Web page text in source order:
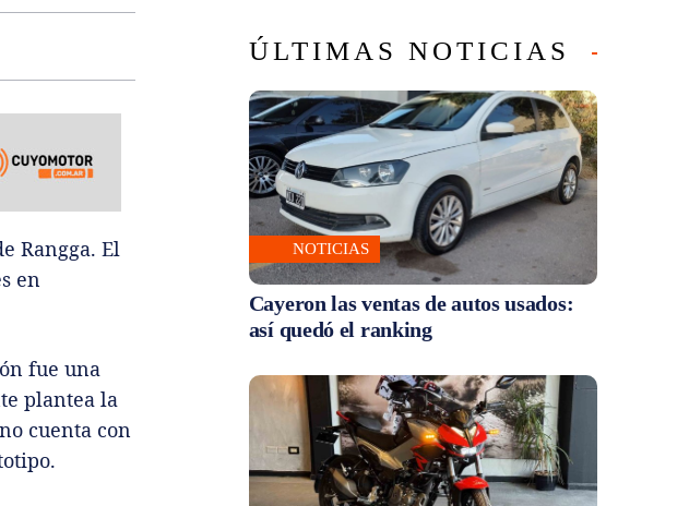
Rangga. El
en
fue una
plantea la
cuenta con
ÚLTIMAS NOTICIAS
NOTICIAS
Cayeron las ventas de autos usados:
así quedó el ranking